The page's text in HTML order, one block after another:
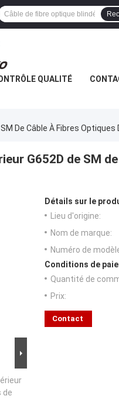
QUALITÉ
De Câble À Fibres Optiques
G652D de SM
de
Détails sur le
Lieu d'origine:
Nom de marque:
Numéro de
Conditions de
Quantité de
Prix:
Contact